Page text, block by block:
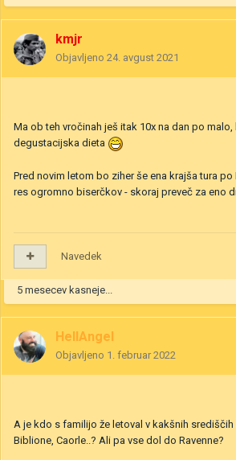
kmjr
Objavljeno 24. avgust 2021
Ma ob teh vročinah ješ itak 10x na dan po malo,
degustacijska dieta
Pred novim letom bo ziher še ena krajša tura
res ogromno biserčkov - skoraj preveč za eno
Navedek
5 mesecev kasneje...
HellAngel
Objavljeno 1. februar 2022
A je kdo s familijo že letoval v kakšnih središčih
Biblione, Caorle..? Ali pa vse dol do Ravenne?